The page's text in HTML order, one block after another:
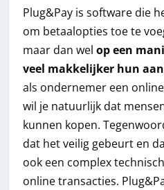
Plug&Pay is software die
om betaalopties toe te
maar dan wel op een
veel makkelijker hun
als ondernemer een
wil je natuurlijk dat
kunnen kopen.
dat het veilig gebeurt en
ook een complex
online transacties.